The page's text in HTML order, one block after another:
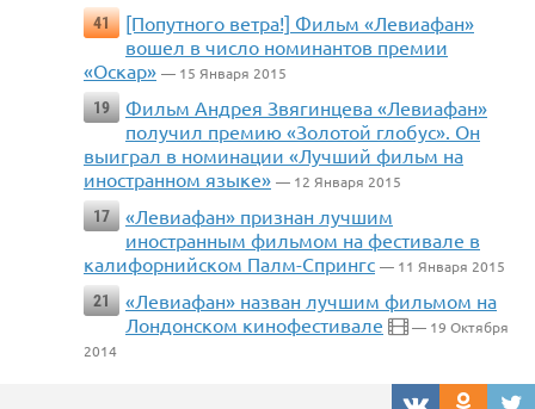
41
[Попутного ветра!] Фильм «Левиафан»
вошел в число номинантов премии
«Оскар» — 15 Января 2015
19
Фильм Андрея Звягинцева «Левиафан»
получил премию «Золотой глобус». Он
выиграл в номинации «Лучший фильм на
иностранном языке» — 12 Января 2015
17
«Левиафан» признан лучшим
иностранным фильмом на фестивале в
калифорнийском Палм-Спрингс — 11 Января 2015
21
«Левиафан» назван лучшим фильмом на
Лондонском кинофестивале
— 19 Октября
2014